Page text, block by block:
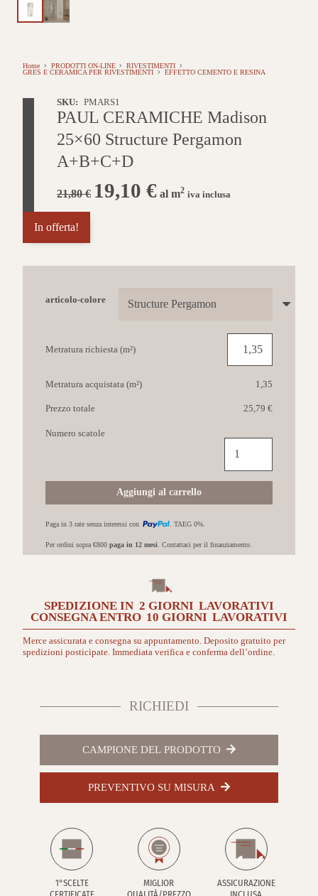
Home PRODOTTI ON-LINE
RIVESTIMENTI
GRES E CERAMICA PER RIVESTIMENTI
EFFETTO CEMENTO E RESINA
SKU: PMARS1
PAUL CERAMICHE Madison
25×60 Structure Pergamon
A+B+C+D
21,80€
Il
prezzo
19,10 €prezzo
al m2 iva inclusa
In offerta!
articolo-colore
Metratura richiesta (m²)
Metratura acquistata (m²) 1,35
Prezzo totale 25,79 €
CERAMICHE
Madison
quantità
Aggiungi al carrello
Numero scatole
Paga in 3 rate senza interessi con . TAEG 0%.
Per ordini sopra €800 paga in 12 mesi . Contattaci per il finanziamento.
SPEDIZIONE IN 2 GIORNI LAVORATIVI
CONSEGNA ENTRO 10 GIORNI LAVORATIVI
Merce assicurata e consegna su appuntamento. Deposito gratuito per
spedizioni posticipate. Immediata verifica e conferma dell’ordine.
RICHIEDI
CAMPIONE DEL PRODOTTO
PREVENTIVO SU MISURA
1°SCELTE
MIGLIOR
ASSICURAZIONE